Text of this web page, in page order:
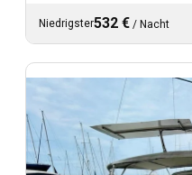
Niedrigster532 € / Nacht